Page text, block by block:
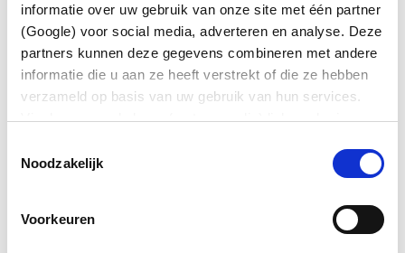
informatie over uw gebruik van onze site met één partner
(Google) voor social media, adverteren en analyse. Deze
partners kunnen deze gegevens combineren met andere
informatie die u aan ze heeft verstrekt of die ze hebben
verzameld op basis van uw gebruik van hun services.
Via de zwevende knop (met paperclip) linksonder in
toestemming intrekken.
Noodzakelijk
Voorkeuren
You can identify high-quality companies with
sustainable business models;
You understand what a stock isreallyworth
and when it makes sense to invest;
You make better decisions by translating
knowledge into behavior;
avoiding losses.